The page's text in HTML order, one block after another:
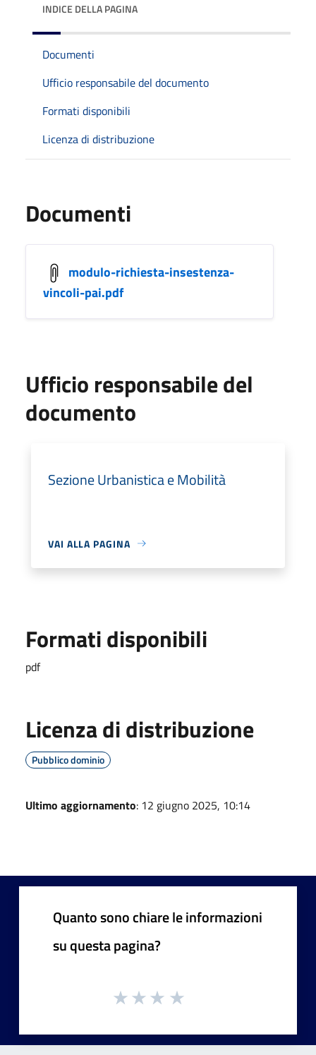
INDICE DELLA PAGINA
Documenti
Ufficio responsabile del documento
Formati disponibili
Licenza di distribuzione
Documenti
modulo-richiesta-insestenza-
vincoli-pai.pdf
Ufficio responsabile del
documento
Sezione Urbanistica e Mobilità
VAI ALLA PAGINA
Formati disponibili
pdf
Licenza di distribuzione
Pubblico dominio
Ultimo aggiornamento: 12 giugno 2025, 10:14
Quanto sono chiare le informazioni
su questa pagina?